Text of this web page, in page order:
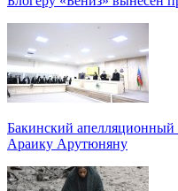
Бакинский апелляционный
Араику Арутюняну